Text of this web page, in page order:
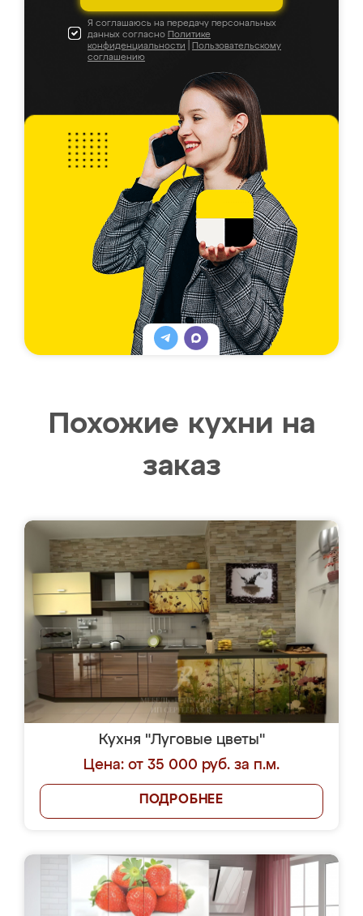
Я соглашаюсь на передачу персональных
данных согласно Политике
конфиденциальности
Пользовательскому
соглашению
Похожие кухни на
заказ
Кухня "Луговые цветы"
Цена: от 35 000 руб. за п.м.
ПОДРОБНЕЕ